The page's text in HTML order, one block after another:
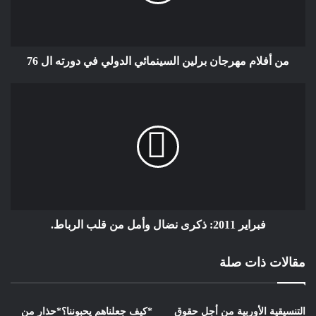
من الشوفينية البئيسة التي يلزم التعالي
الواعي عنها .أما العامل الثاني الدي
عضوا بعد عضو ، اما ككيانات ، كما فعل
بمجموعة العدل و الاحسان ، أو ككيانات
حرة في مناطقها كما حصل في صفرو ،
البداية بل يركزه على البؤر الحية ليعممه
فيما بعد على مجموع مكونات الحركة و
ضرب جدع سنديانة الاسرار و العصيان
بوسعه تكسير أداة تسلطله المتمثلة في
من أفلام مهرجان برلين السينمائي الدولي في دورته ال 76
فبراير 2011: ذكرى نضال وأمل من قلب الرباط.
مقالات ذات صلة
التنسيقية الأوربية من أجل حقوق *كيف جعلناهم يحبوننا؟*حذار من